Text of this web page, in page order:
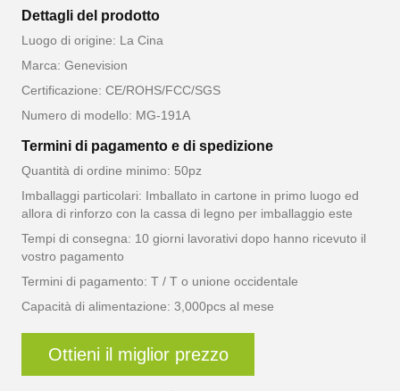
Dettagli del prodotto
Luogo di origine: La Cina
Marca: Genevision
Certificazione: CE/ROHS/FCC/SGS
Numero di modello: MG-191A
Termini di pagamento e di spedizione
Quantità di ordine minimo: 50pz
Imballaggi particolari: Imballato in cartone in primo luogo ed
allora di rinforzo con la cassa di legno per imballaggio este
Tempi di consegna: 10 giorni lavorativi dopo hanno ricevuto il
vostro pagamento
Termini di pagamento: T / T o unione occidentale
Capacità di alimentazione: 3,000pcs al mese
Ottieni il miglior prezzo